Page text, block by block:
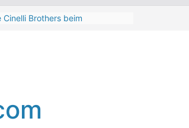
Cinelli Brothers beim
Ludwigsburg 2026